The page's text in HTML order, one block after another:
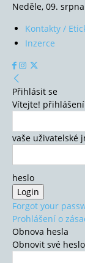
Neděle, 09.
Kontakty /
Inzerce
Přihlásit se
Vítejte!
vaše uživatelské
heslo
Forgot your
Prohlášení o
Obnova hesla
Obnovit své heslo